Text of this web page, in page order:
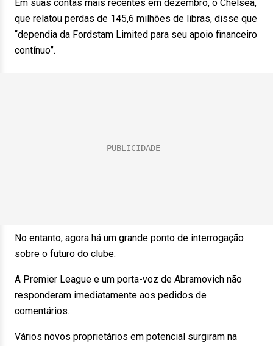
Em suas contas mais recentes em dezembro, o Chelsea,
que relatou perdas de 145,6 milhões de libras, disse que
“dependia da Fordstam Limited para seu apoio financeiro
contínuo”.
No entanto, agora há um grande ponto de interrogação
sobre o futuro do clube.
A Premier League e um porta-voz de Abramovich não
responderam imediatamente aos pedidos de
comentários.
Vários novos proprietários em potencial surgiram na